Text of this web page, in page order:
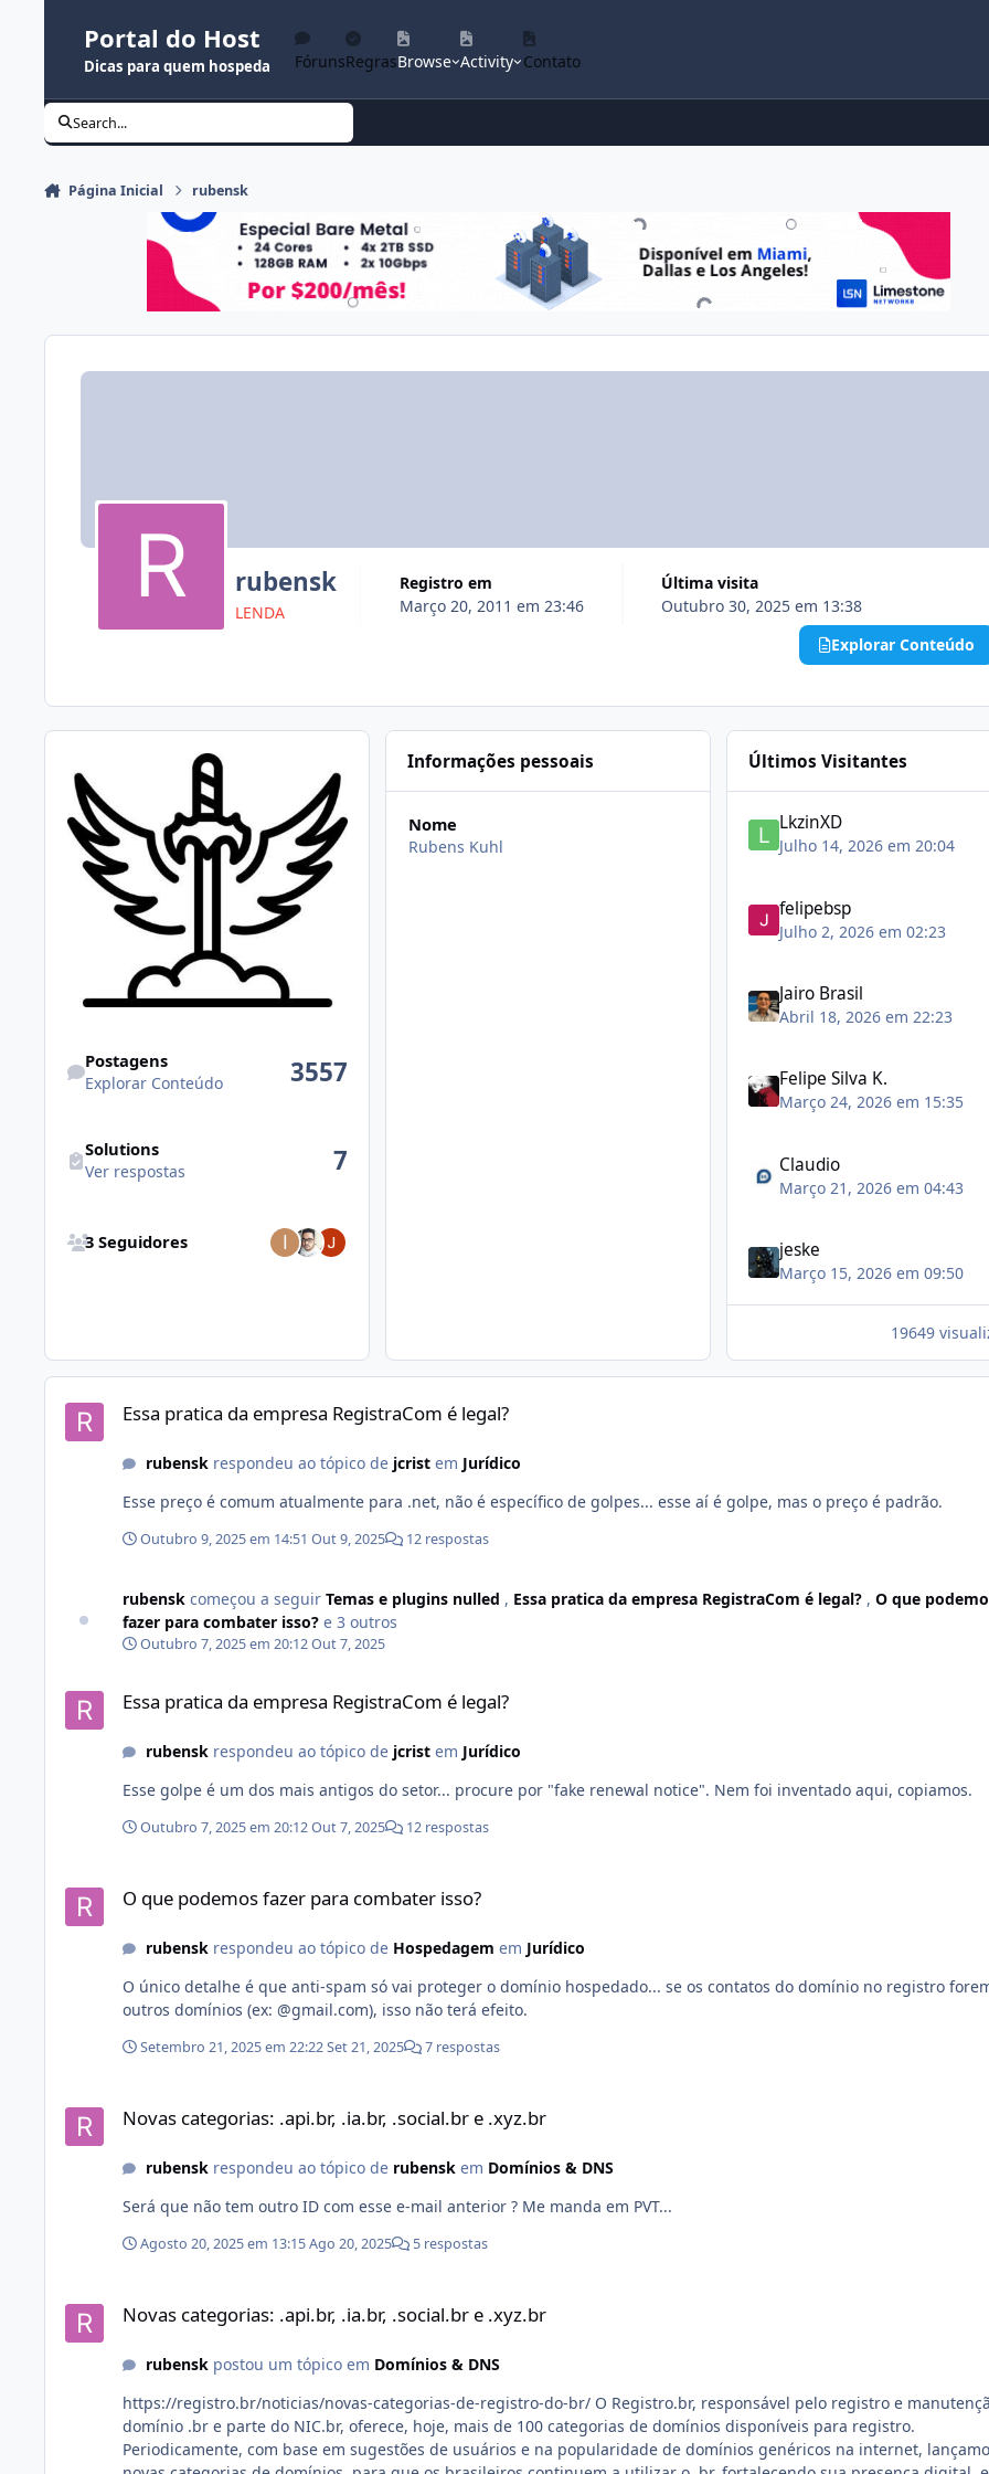
Portal do Host
Dicas para quem hospeda FórunsRegrasBrowse Activity Contato
Search...
Página Inicial rubensk
rubensk
LENDA
Registro em
Março 20, 2011 em 23:46
Última visita
Outubro 30, 2025 em 13:38
Explorar Conteúdo
Postagens
Explorar Conteúdo 3557
Solutions
Ver respostas 7
3 Seguidores
Informações pessoais
Nome
Rubens Kuhl
Últimos Visitantes
LkzinXD
Julho 14, 2026 em 20:04
felipebsp
Julho 2, 2026 em 02:23
Jairo Brasil
Abril 18, 2026 em 22:23
Felipe Silva K.
Março 24, 2026 em 15:35
Claudio
Março 21, 2026 em 04:43
jeske
Março 15, 2026 em 09:50
19649
Essa pratica da empresa RegistraCom é legal?
Essa pratica da empresa RegistraCom é legal?
rubenskrespondeu ao tópico de jcristem Jurídico
Esse preço é comum atualmente para .net, não é específico de golpes... esse aí é golpe, mas o preço é padrão.
Outubro 9, 2025 em 14:51 Out 9, 2025 12 respostas
rubensk começou a seguir Temas e plugins nulled , Essa pratica da empresa RegistraCom é legal? , O que
fazer para combater isso? e 3 outros
Outubro 7, 2025 em 20:12Out 7, 2025
Essa pratica da empresa RegistraCom é legal?
rubenskrespondeu ao tópico de jcristem Jurídico
Esse golpe é um dos mais antigos do setor... procure por "fake renewal notice". Nem foi inventado aqui, copiamos.
Outubro 7, 2025 em 20:12Out 7, 2025 12 respostas
O que podemos fazer para combater isso?
rubenskrespondeu ao tópico de Hospedagem em Jurídico
O único detalhe é que anti-spam só vai proteger o domínio hospedado... se os contatos do domínio no registro
outros domínios (ex: @gmail.com), isso não terá efeito.
Setembro 21, 2025 em 22:22Set 21, 2025 7 respostas
Novas categorias: .api.br, .ia.br, .social.br e .xyz.br
rubenskrespondeu ao tópico de rubenskem Domínios & DNS
Será que não tem outro ID com esse e-mail anterior ? Me manda em PVT...
Agosto 20, 2025 em 13:15Ago 20, 2025 5 respostas
Novas categorias: .api.br, .ia.br, .social.br e .xyz.br
rubenskpostou um tópico em Domínios & DNS
https://registro.br/noticias/novas-categorias-de-registro-do-br/ O Registro.br, responsável pelo registro e manutenção do
domínio .br e parte do NIC.br, oferece, hoje, mais de 100 categorias de domínios disponíveis para registro.
Periodicamente, com base em sugestões de usuários e na popularidade de domínios genéricos na internet,